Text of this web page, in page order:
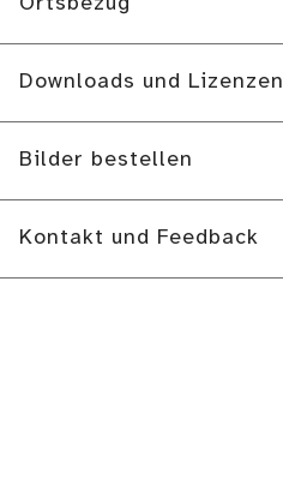
Downloads und Lizenzen
Bilder bestellen
Kontakt und Feedback